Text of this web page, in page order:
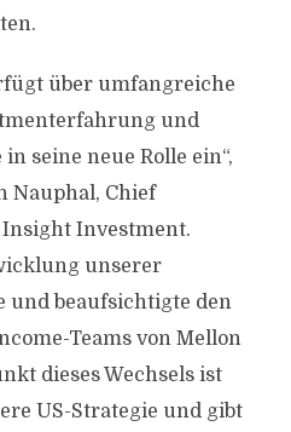
über umfangreiche
und
seine neue Rolle ein“,
Nauphal, Chief
Investment.
unserer
und beaufsichtigte den
Teams von Mellon
dieses Wechsels ist
US-Strategie und gibt